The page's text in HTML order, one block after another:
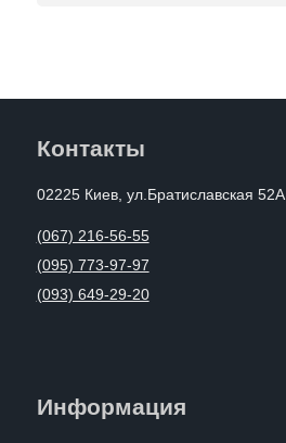
Контакты
02225 Киев, ул.Братиславская 52А
(067) 216-56-55
(095) 773-97-97
(093) 649-29-20
Информация